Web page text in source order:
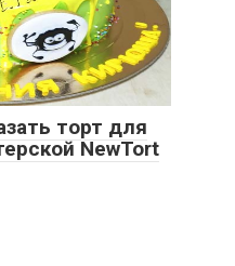
торт для
NewTort